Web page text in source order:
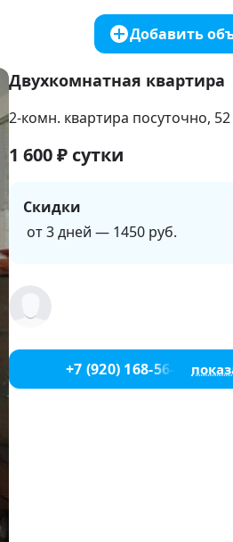
Добавить
Двухкомнатная квартира
2-комн. квартира посуточно, 52
1 600₽ сутки
Скидки
от 3 дней — 1450 руб.
+7 (920) 168-56-90